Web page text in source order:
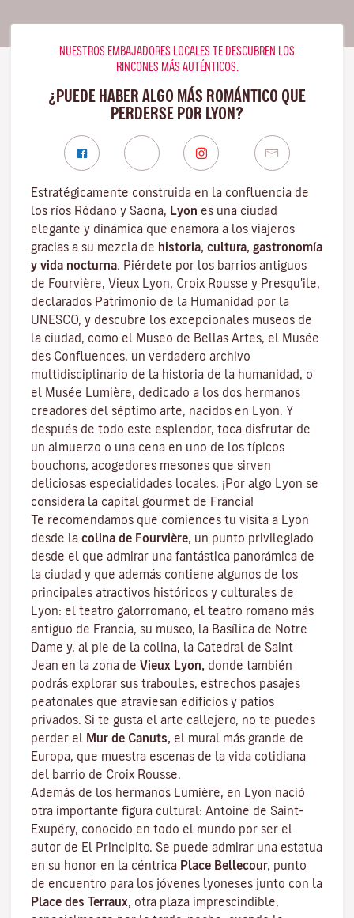
NUESTROS EMBAJADORES LOCALES TE DESCUBREN LOS
RINCONES MÁS AUTÉNTICOS.
¿PUEDE HABER ALGO MÁS ROMÁNTICO QUE
PERDERSE POR LYON?
Estratégicamente construida en la confluencia de
los ríos Ródano y Saona, Lyon es una ciudad
elegante y dinámica que enamora a los viajeros
gracias a su mezcla de historia, cultura, gastronomía
y vida nocturna. Piérdete por los barrios antiguos
de Fourvière, Vieux Lyon, Croix Rousse y Presqu'ile,
declarados Patrimonio de la Humanidad por la
UNESCO, y descubre los excepcionales museos de
la ciudad , como el Museo de Bellas Artes, el Musée
des Confluences, un verdadero archivo
multidisciplinario de la historia de la humanidad, o
el Musée Lumière, dedicado a los dos hermanos
creadores del séptimo arte, nacidos en Lyon. Y
después de todo este esplendor, toca disfrutar de
un almuerzo o una cena en uno de los típicos
bouchons, acogedores mesones que sirven
deliciosas especialidades locales. ¡Por algo Lyon se
considera la capital gourmet de Francia!
Te recomendamos que comiences tu visita a Lyon
desde la colina de Fourvière, un punto privilegiado
desde el que admirar una fantástica panorámica de
la ciudad y que además contiene algunos de los
principales atractivos históricos y culturales de
Lyon: el teatro galorromano, el teatro romano más
antiguo de Francia, su museo, la Basílica de Notre
Dame y, al pie de la colina, la Catedral de Saint
Jean en la zona de Vieux Lyon, donde también
podrás explorar sus traboules, estrechos pasajes
peatonales que atraviesan edificios y patios
privados. Si te gusta el arte callejero, no te puedes
perder el Mur de Canuts, el mural más grande de
Europa, que muestra escenas de la vida cotidiana
del barrio de Croix Rousse.
Además de los hermanos Lumière, en Lyon nació
otra importante figura cultural: Antoine de Saint-
Exupéry, conocido en todo el mundo por ser el
autor de El Principito. Se puede admirar una estatua
en su honor en la céntrica Place Bellecour, punto
de encuentro para los jóvenes lyoneses junto con la
Place des Terraux, otra plaza imprescindible,